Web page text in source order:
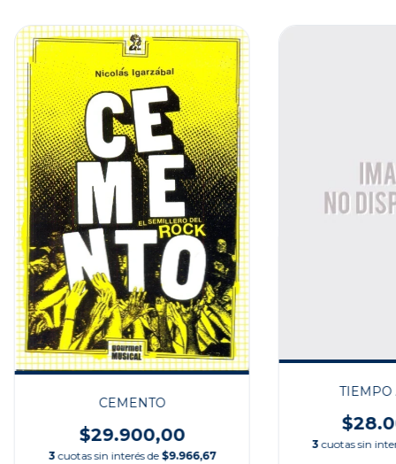
CEMENTO
$29.900,00
3 cuotas sin interés de $9.966,67
3 cuotas sin